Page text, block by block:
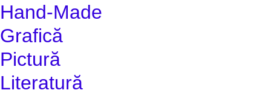
Hand-Made
Grafică
Pictură
Literatură